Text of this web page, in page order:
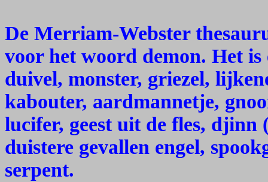
De Merriam-Webster
voor het woord demon. Het is
duivel, monster, griezel,
kabouter, aardmannetje,
lucifer, geest uit de fles,
duistere gevallen engel,
serpent.